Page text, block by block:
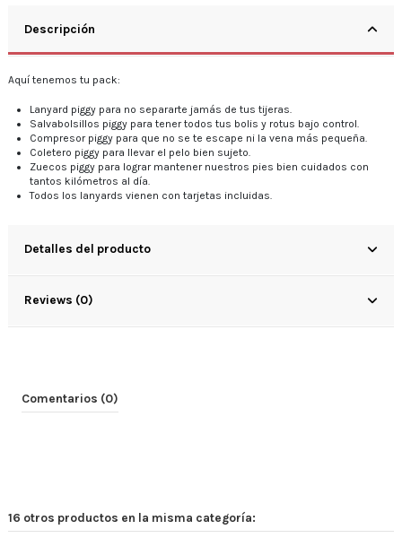
Descripción
Aquí tenemos tu pack:
Lanyard piggy para no separarte jamás de tus tijeras.
Salvabolsillos piggy para tener todos tus bolis y rotus bajo control.
Compresor piggy para que no se te escape ni la vena más pequeña.
Coletero piggy para llevar el pelo bien sujeto.
Zuecos piggy para lograr mantener nuestros pies bien cuidados con
tantos kilómetros al día.
Todos los lanyards vienen con tarjetas incluidas.
Detalles del producto
Reviews (0)
Comentarios (0)
16 otros productos en la misma categoría: